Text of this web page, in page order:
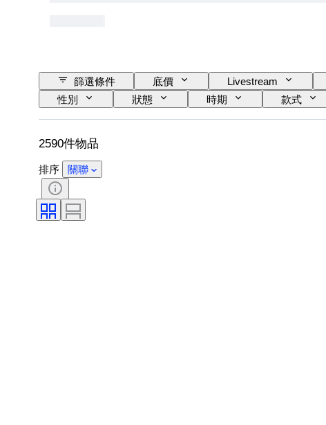
篩選條件 底價 Livestream
性別
狀態 時期 款式
包括配件
鞋尺寸
2590件物品
排序 關聯